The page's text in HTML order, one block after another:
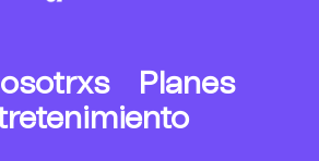
Planes